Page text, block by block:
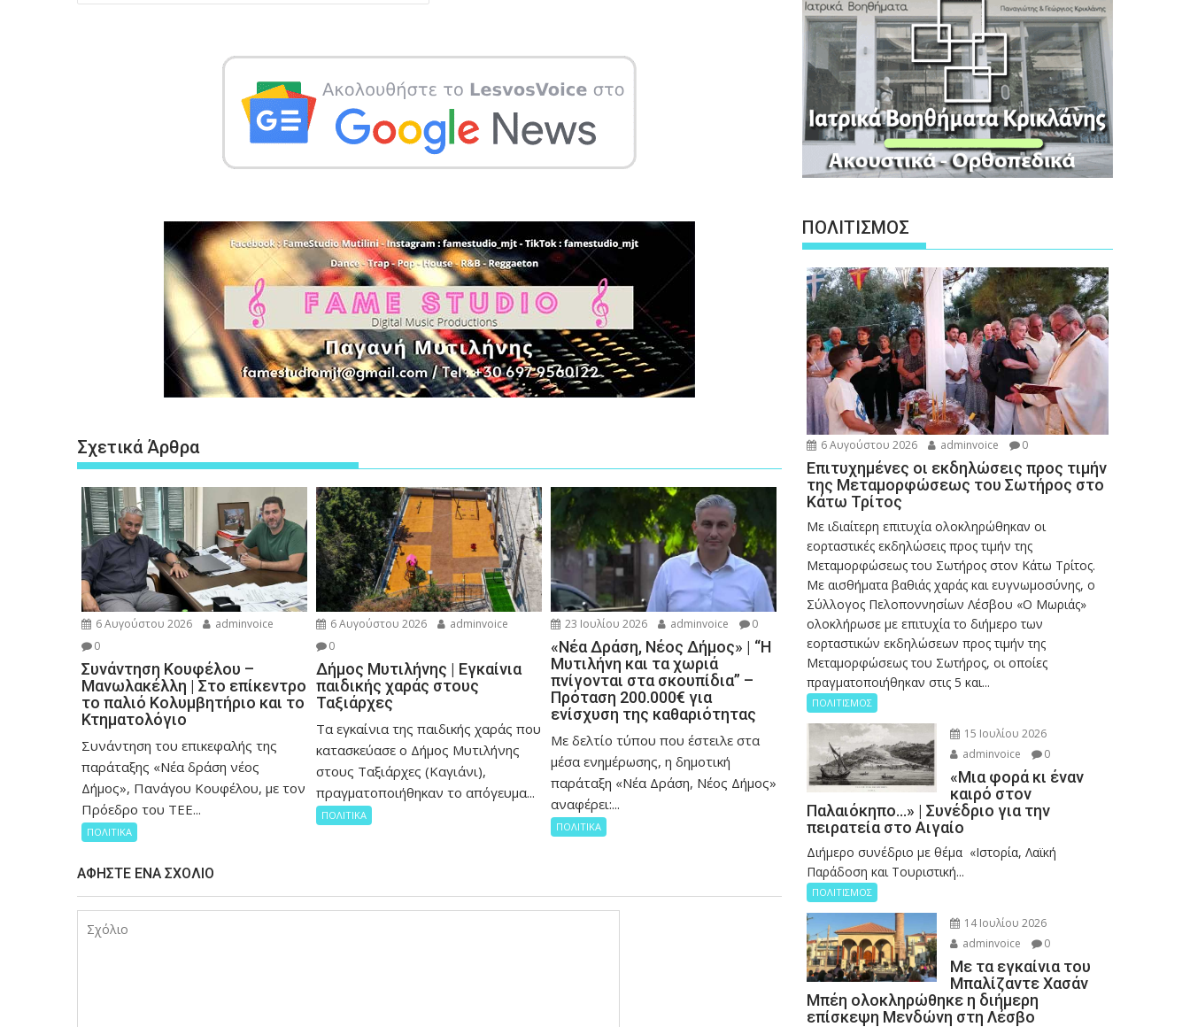
Σχετικά Άρθρα
6 Αυγούστου 2026
adminvoice
0
Συνάντηση Κουφέλου –
Μανωλακέλλη | Στο επίκεντρο
το παλιό Κολυμβητήριο και το
Κτηματολόγιο
Συνάντηση του επικεφαλής της
παράταξης «Νέα δράση νέος
Δήμος», Πανάγου Κουφέλου, με τον
Πρόεδρο του ΤΕΕ...
ΠΟΛΙΤΙΚΑ
6 Αυγούστου 2026
adminvoice
0
Δήμος Μυτιλήνης | Εγκαίνια
παιδικής χαράς στους
Ταξιάρχες
Tα εγκαίνια της παιδικής χαράς που
κατασκεύασε ο Δήμος Μυτιλήνης
στους Ταξιάρχες (Καγιάνι),
πραγματοποιήθηκαν το απόγευμα...
ΠΟΛΙΤΙΚΑ
23 Ιουλίου 2026 adminvoice 0
«Νέα Δράση, Νέος Δήμος» | “Η
Μυτιλήνη και τα χωριά
πνίγονται στα σκουπίδια” –
Πρόταση 200.000€ για
ενίσχυση της καθαριότητας
Με δελτίο τύπου που έστειλε στα
μέσα ενημέρωσης, η δημοτική
παράταξη «Νέα Δράση, Νέος Δήμος»
αναφέρει:...
ΠΟΛΙΤΙΚΑ
ΑΦΉΣΤΕ ΈΝΑ ΣΧΌΛΙΟ
ΠΟΛΙΤΙΣΜΟΣ
6 Αυγούστου 2026 adminvoice 0
Επιτυχημένες οι εκδηλώσεις προς τιμήν
της Μεταμορφώσεως του Σωτήρος στο
Κάτω Τρίτος
Με ιδιαίτερη επιτυχία ολοκληρώθηκαν οι
εορταστικές εκδηλώσεις προς τιμήν της
Μεταμορφώσεως του Σωτήρος στον Κάτω Τρίτος.
Με αισθήματα βαθιάς χαράς και ευγνωμοσύνης, ο
Σύλλογος Πελοποννησίων Λέσβου «Ο Μωριάς»
ολοκλήρωσε με επιτυχία το διήμερο των
εορταστικών εκδηλώσεων προς τιμήν της
Μεταμορφώσεως του Σωτήρος, οι οποίες
πραγματοποιήθηκαν στις 5 και...
ΠΟΛΙΤΙΣΜΟΣ
15 Ιουλίου 2026
adminvoice
0
«Μια φορά κι έναν
καιρό στον
Παλαιόκηπο…» | Συνέδριο για την
πειρατεία στο Αιγαίο
Διήμερο συνέδριο με θέμα «Ιστορία, Λαϊκή
Παράδοση και Τουριστική...
ΠΟΛΙΤΙΣΜΟΣ
14 Ιουλίου 2026
adminvoice
0
Με τα εγκαίνια του
Μπαλίζαντε Χασάν
Μπέη ολοκληρώθηκε η διήμερη
επίσκεψη Μενδώνη στη Λέσβο